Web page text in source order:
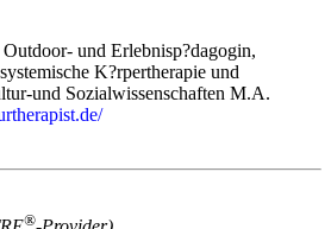
und Erlebnisp?dagogin,
K?rpertherapie und
und Sozialwissenschaften M.A.
®